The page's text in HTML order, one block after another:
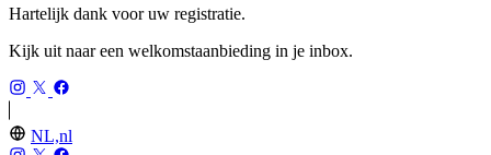
Hartelijk dank voor uw registratie.
Kijk uit naar een welkomstaanbieding in je inbox.
NL,nl